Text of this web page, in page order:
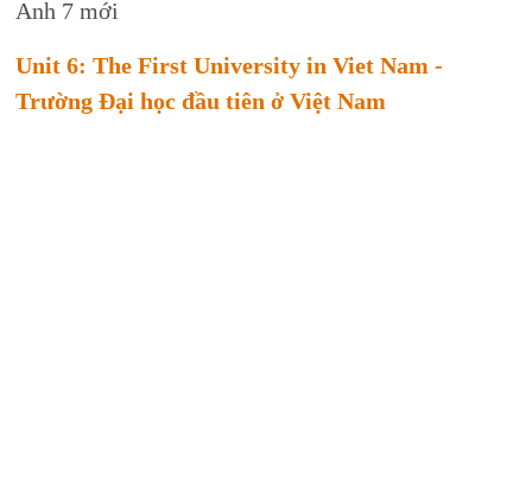
Anh 7 mới
Unit 6: The First University in Viet Nam -
Trường Đại học đầu tiên ở Việt Nam